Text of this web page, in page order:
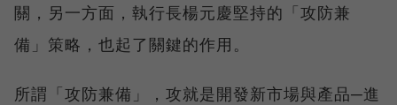
關，另一方面，執行長楊元慶堅持的「攻防兼
備」策略，也起了關鍵的作用。
所謂「攻防兼備」，攻就是開發新市場與產品─進